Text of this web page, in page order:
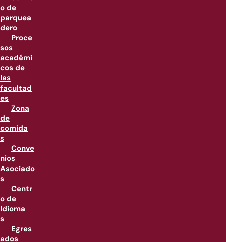
o de
parquea
dero
Proce
sos
académi
cos de
las
facultad
es
Zona
de
comida
s
Conve
nios
Asociado
s
Centr
o de
Idioma
s
Egres
ados